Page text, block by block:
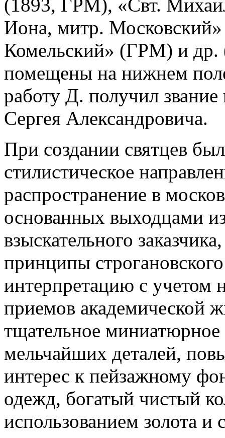
(1893, ГРМ), «Свт.
Иона, митр.
Комельский» (ГРМ) и др.
помещены на нижнем поле
работу Д. получил
Сергея Александровича.
При создании святцев
стилистическое
распространение в
основанных выходцами
взыскательного
принципы
интерпретацию с учетом
приемов академической
тщательное
мельчайших деталей,
интерес к пейзажному
одежд, богатый чистый
использованием золота и